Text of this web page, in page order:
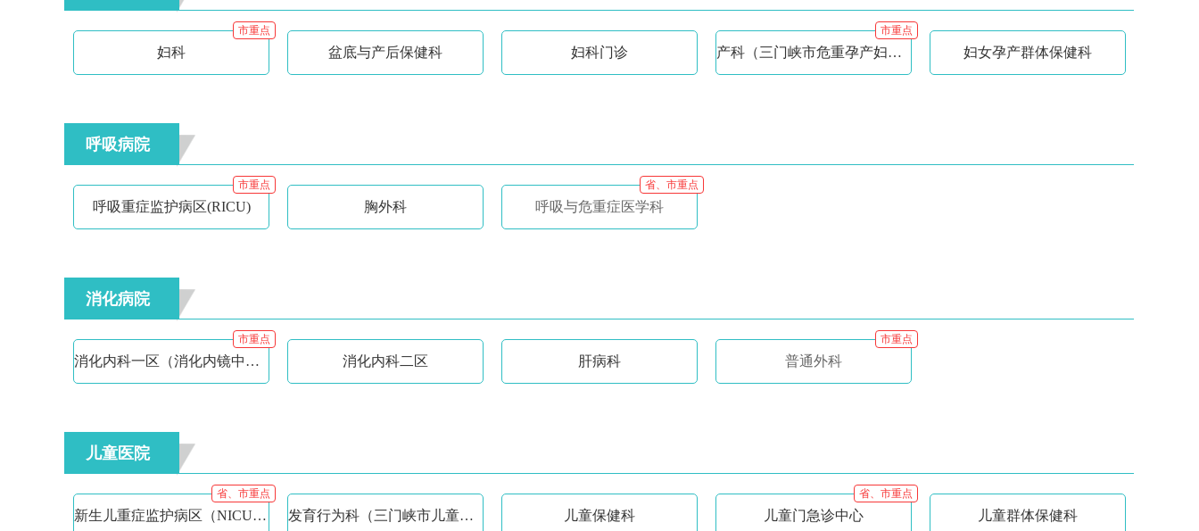
妇科
市重点
盆底与产后保健科 妇科门诊 产科（三门峡市危重孕产妇救治中心）
市重点
妇女孕产群体保健科
呼吸病院
呼吸重症监护病区(RICU)
市重点
胸外科 呼吸与危重症医学科
省、市重点
消化病院
消化内科一区（消化内镜中心）
市重点
消化内科二区 肝病科 普通外科
市重点
儿童医院
新生儿重症监护病区（NICU）/儿童重症监护病区（PICU）
省、市重点
发育行为科（三门峡市儿童心理行为中心） 儿童保健科 儿童门急诊中心
省、市重点
儿童群体保健科